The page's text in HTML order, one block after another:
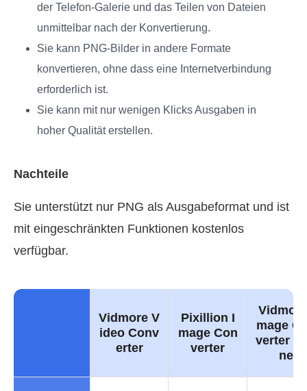
der Telefon-Galerie und das Teilen von Dateien
unmittelbar nach der Konvertierung.
Sie kann PNG-Bilder in andere Formate
konvertieren, ohne dass eine Internetverbindung
erforderlich ist.
Sie kann mit nur wenigen Klicks Ausgaben in
hoher Qualität erstellen.
Nachteile
Sie unterstützt nur PNG als Ausgabeformat und ist
mit eingeschränkten Funktionen kostenlos
verfügbar.
Vidmore V
ideo Conv
erter
Pixillion I
mage Con
verter
mage
verter
ne